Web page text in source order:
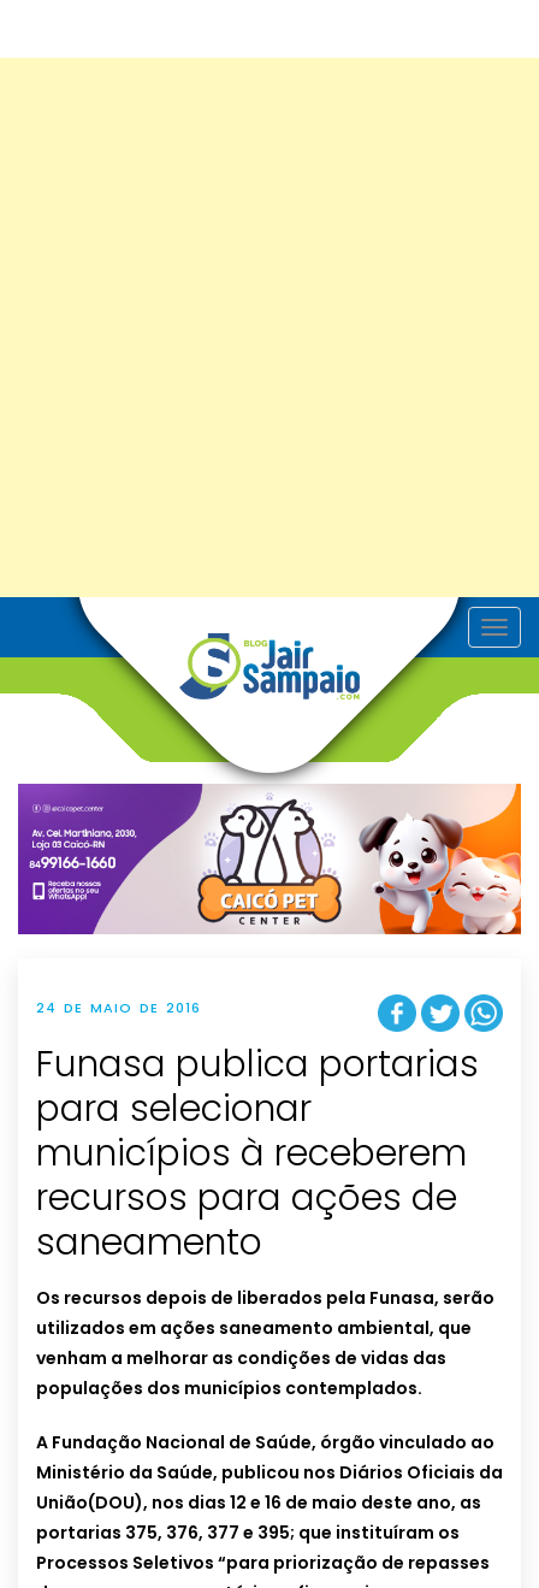
T
o
v
g
t
i
o
n
24 DE MAIO DE 2016
Funasa publica portarias
para selecionar
municípios à receberem
recursos para ações de
saneamento
Os recursos depois de liberados pela Funasa, serão
utilizados em ações saneamento ambiental, que
venham a melhorar as condições de vidas das
populações dos municípios contemplados.
A Fundação Nacional de Saúde, órgão vinculado ao
Ministério da Saúde, publicou nos Diários Oficiais da
União(DOU), nos dias 12 e 16 de maio deste ano, as
portarias 375, 376, 377 e 395; que instituíram os
Processos Seletivos “para priorização de repasses